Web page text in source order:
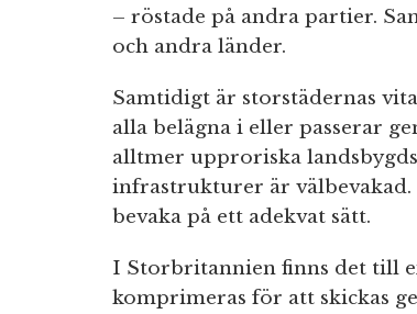
– röstade på andra partier.
och andra länder.
Samtidigt är storstädernas
alla belägna i eller passerar
alltmer upproriska
infrastrukturer är
bevaka på ett adekvat sätt.
I Storbritannien finns det till
komprimeras för att skickas